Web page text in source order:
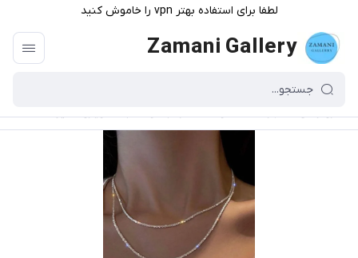
لطفا برای استفاده بهتر vpn را خاموش کنید
Zamani Gallery